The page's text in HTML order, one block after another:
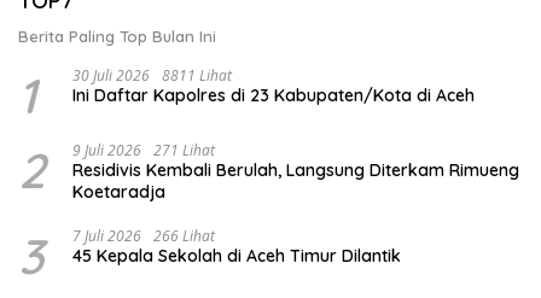
Berita Paling Top Bulan Ini
1 30 Juli 2026 8811 Lihat
Ini Daftar Kapolres di 23 Kabupaten/Kota di Aceh
2 9 Juli 2026 271 Lihat
Residivis Kembali Berulah, Langsung Diterkam Rimueng
Koetaradja
3 7 Juli 2026 266 Lihat
45 Kepala Sekolah di Aceh Timur Dilantik